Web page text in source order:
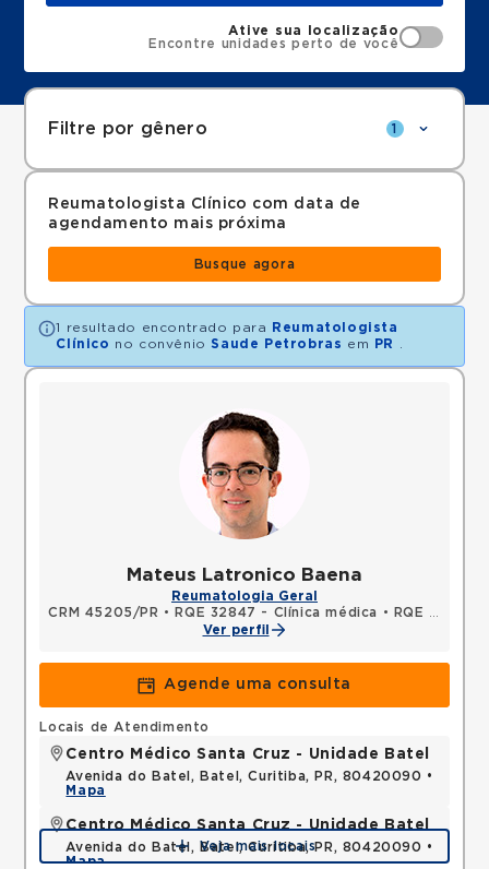
Ative sua localização
Encontre unidades perto de você
Filtre por gênero 1
Reumatologista Clínico com data de
agendamento mais próxima
Busque agora
1 resultado encontrado para
Reumatologista
Clínico no convênio Saude Petrobras em PR
Mateus Latronico Baena
Reumatologia Geral
CRM 45205/PR • RQE 32847 - Clínica médica •
RQE 37468 - Reumatologia
Ver perfil
Agende uma consulta
Locais de Atendimento
Centro Médico Santa Cruz - Unidade Batel
Avenida do Batel, Batel, Curitiba, PR, 80420090 •
Mapa
Centro Médico Santa Cruz - Unidade Batel
Avenida do Batel, Batel, Curitiba, PR, 80420090 •
Mapa
Veja mais locais